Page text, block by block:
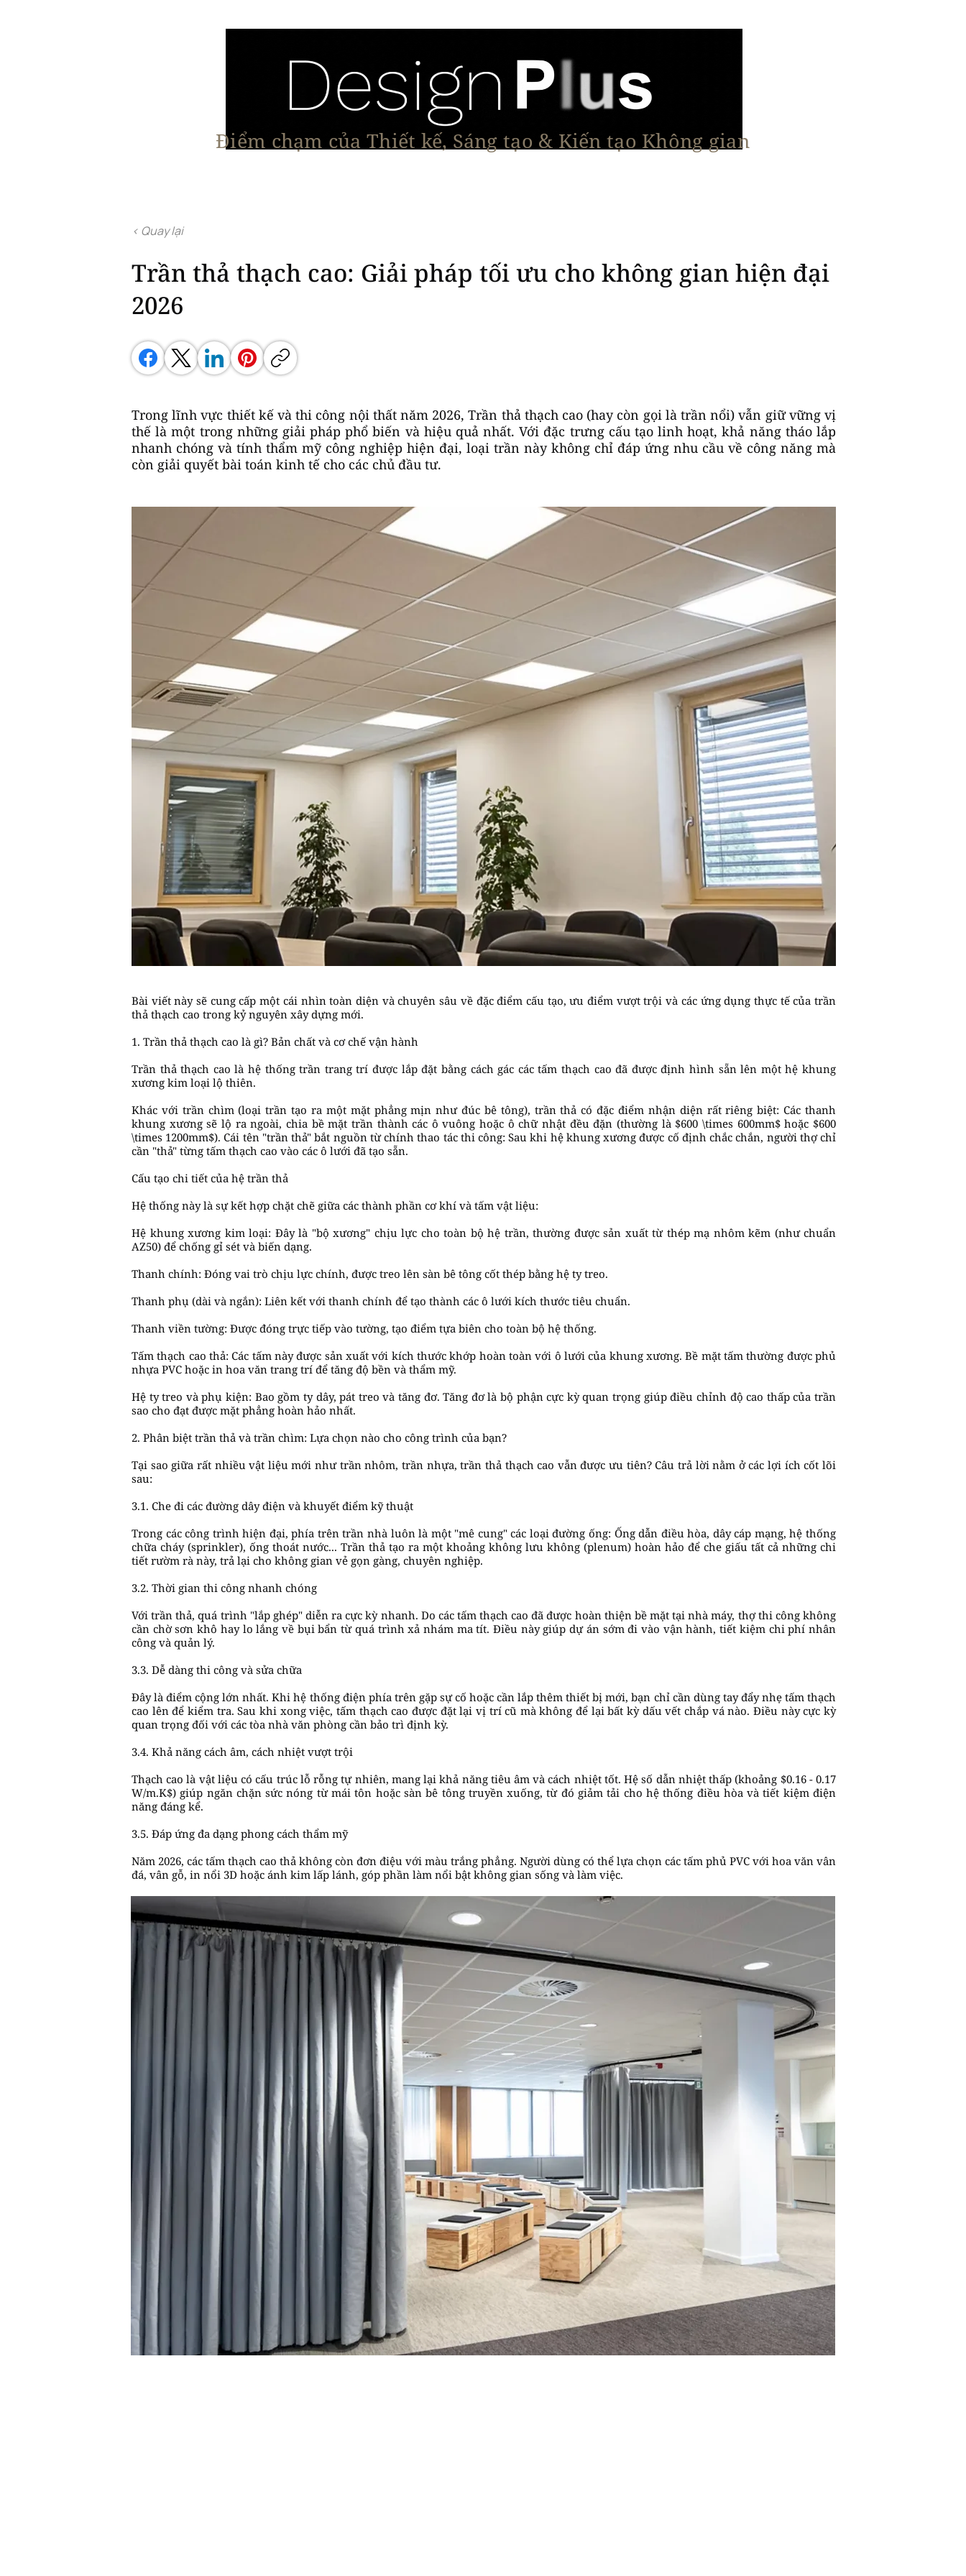
Điểm chạm của Thiết kế, Sáng tạo & Kiến tạo Không gian
< Quay lại
Trần thả thạch cao: Giải pháp tối ưu cho không gian hiện đại
2026
Trong lĩnh vực thiết kế và thi công nội thất năm 2026, Trần thả thạch cao (hay còn gọi là trần nổi) vẫn giữ vững vị
thế là một trong những giải pháp phổ biến và hiệu quả nhất. Với đặc trưng cấu tạo linh hoạt, khả năng tháo lắp
nhanh chóng và tính thẩm mỹ công nghiệp hiện đại, loại trần này không chỉ đáp ứng nhu cầu về công năng mà
còn giải quyết bài toán kinh tế cho các chủ đầu tư.
Bài viết này sẽ cung cấp một cái nhìn toàn diện và chuyên sâu về đặc điểm cấu tạo, ưu điểm vượt trội và các ứng dụng thực tế của trần
thả thạch cao trong kỷ nguyên xây dựng mới.
1. Trần thả thạch cao là gì? Bản chất và cơ chế vận hành
Trần thả thạch cao là hệ thống trần trang trí được lắp đặt bằng cách gác các tấm thạch cao đã được định hình sẵn lên một hệ khung
xương kim loại lộ thiên.
Khác với trần chìm (loại trần tạo ra một mặt phẳng mịn như đúc bê tông), trần thả có đặc điểm nhận diện rất riêng biệt: Các thanh
khung xương sẽ lộ ra ngoài, chia bề mặt trần thành các ô vuông hoặc ô chữ nhật đều đặn (thường là $600 \times 600mm$ hoặc $600
\times 1200mm$). Cái tên "trần thả" bắt nguồn từ chính thao tác thi công: Sau khi hệ khung xương được cố định chắc chắn, người thợ chỉ
cần "thả" từng tấm thạch cao vào các ô lưới đã tạo sẵn.
Cấu tạo chi tiết của hệ trần thả
Hệ thống này là sự kết hợp chặt chẽ giữa các thành phần cơ khí và tấm vật liệu:
Hệ khung xương kim loại: Đây là "bộ xương" chịu lực cho toàn bộ hệ trần, thường được sản xuất từ thép mạ nhôm kẽm (như chuẩn
AZ50) để chống gỉ sét và biến dạng.
Thanh chính: Đóng vai trò chịu lực chính, được treo lên sàn bê tông cốt thép bằng hệ ty treo.
Thanh phụ (dài và ngắn): Liên kết với thanh chính để tạo thành các ô lưới kích thước tiêu chuẩn.
Thanh viền tường: Được đóng trực tiếp vào tường, tạo điểm tựa biên cho toàn bộ hệ thống.
Tấm thạch cao thả: Các tấm này được sản xuất với kích thước khớp hoàn toàn với ô lưới của khung xương. Bề mặt tấm thường được phủ
nhựa PVC hoặc in hoa văn trang trí để tăng độ bền và thẩm mỹ.
Hệ ty treo và phụ kiện: Bao gồm ty dây, pát treo và tăng đơ. Tăng đơ là bộ phận cực kỳ quan trọng giúp điều chỉnh độ cao thấp của trần
sao cho đạt được mặt phẳng hoàn hảo nhất.
2. Phân biệt trần thả và trần chìm: Lựa chọn nào cho công trình của bạn?
Tại sao giữa rất nhiều vật liệu mới như trần nhôm, trần nhựa, trần thả thạch cao vẫn được ưu tiên? Câu trả lời nằm ở các lợi ích cốt lõi
sau:
3.1. Che đi các đường dây điện và khuyết điểm kỹ thuật
Trong các công trình hiện đại, phía trên trần nhà luôn là một "mê cung" các loại đường ống: Ống dẫn điều hòa, dây cáp mạng, hệ thống
chữa cháy (sprinkler), ống thoát nước... Trần thả tạo ra một khoảng không lưu không (plenum) hoàn hảo để che giấu tất cả những chi
tiết rườm rà này, trả lại cho không gian vẻ gọn gàng, chuyên nghiệp.
3.2. Thời gian thi công nhanh chóng
Với trần thả, quá trình "lắp ghép" diễn ra cực kỳ nhanh. Do các tấm thạch cao đã được hoàn thiện bề mặt tại nhà máy, thợ thi công không
cần chờ sơn khô hay lo lắng về bụi bẩn từ quá trình xả nhám ma tít. Điều này giúp dự án sớm đi vào vận hành, tiết kiệm chi phí nhân
công và quản lý.
3.3. Dễ dàng thi công và sửa chữa
Đây là điểm cộng lớn nhất. Khi hệ thống điện phía trên gặp sự cố hoặc cần lắp thêm thiết bị mới, bạn chỉ cần dùng tay đẩy nhẹ tấm thạch
cao lên để kiểm tra. Sau khi xong việc, tấm thạch cao được đặt lại vị trí cũ mà không để lại bất kỳ dấu vết chắp vá nào. Điều này cực kỳ
quan trọng đối với các tòa nhà văn phòng cần bảo trì định kỳ.
3.4. Khả năng cách âm, cách nhiệt vượt trội
Thạch cao là vật liệu có cấu trúc lỗ rỗng tự nhiên, mang lại khả năng tiêu âm và cách nhiệt tốt. Hệ số dẫn nhiệt thấp (khoảng $0.16 - 0.17
W/m.K$) giúp ngăn chặn sức nóng từ mái tôn hoặc sàn bê tông truyền xuống, từ đó giảm tải cho hệ thống điều hòa và tiết kiệm điện
năng đáng kể.
3.5. Đáp ứng đa dạng phong cách thẩm mỹ
Năm 2026, các tấm thạch cao thả không còn đơn điệu với màu trắng phẳng. Người dùng có thể lựa chọn các tấm phủ PVC với hoa văn vân
đá, vân gỗ, in nổi 3D hoặc ánh kim lấp lánh, góp phần làm nổi bật không gian sống và làm việc.